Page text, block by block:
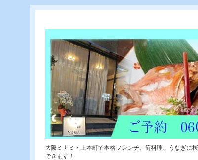
大阪ミナミ・上本町で本格フレンチ、筍料理、うなぎに
できます！